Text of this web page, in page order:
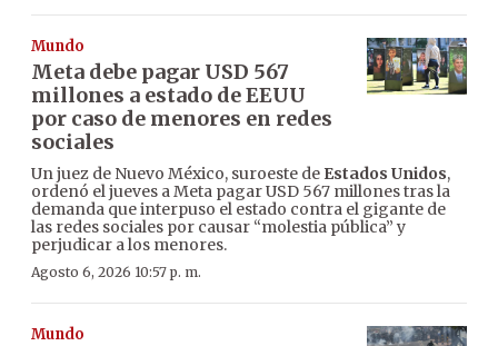
Mundo
Meta debe pagar USD 567
millones a estado de EEUU
por caso de menores en redes
sociales
Un juez de Nuevo México, suroeste de Estados Unidos,
ordenó el jueves a Meta pagar USD 567 millones tras la
demanda que interpuso el estado contra el gigante de
las redes sociales por causar “molestia pública” y
perjudicar a los menores.
Agosto 6, 2026 10:57 p. m.
Mundo